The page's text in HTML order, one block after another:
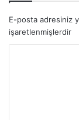
E-posta adresiniz
işaretlenmişlerdir